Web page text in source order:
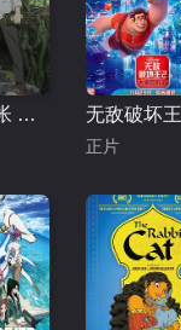
夏目友人帐 第五季
正片